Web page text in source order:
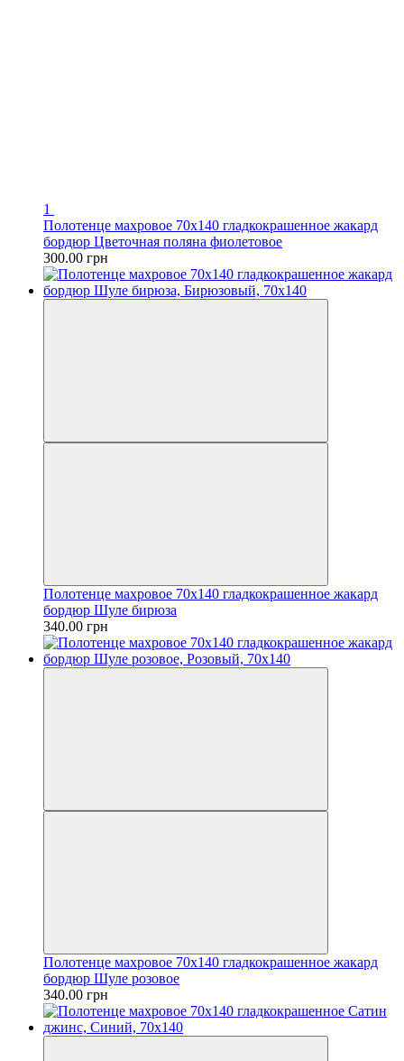
1
Полотенце махровое 70х140 гладкокрашенное жакард
бордюр Цветочная поляна фиолетовое
300.00 грн
Полотенце махровое 70х140 гладкокрашенное жакард
бордюр Шуле бирюза
340.00 грн
Полотенце махровое 70х140 гладкокрашенное жакард
бордюр Шуле розовое
340.00 грн